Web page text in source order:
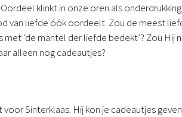
klinkt in onze oren als
van liefde óók oordeelt. Zou de meest
‘de mantel der liefde bedekt’? Zou Hij
alleen nog cadeautjes?
Sinterklaas. Hij kon je cadeautjes